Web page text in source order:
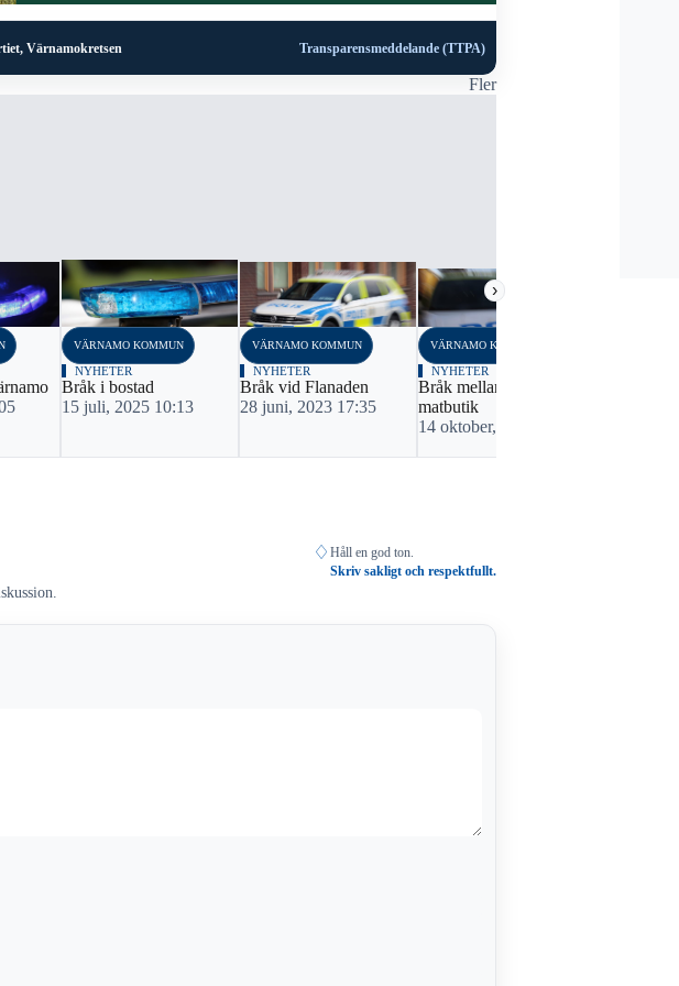
Värnamokretsen Transparensmeddelande (TTPA)
Fler
›
VÄRNAMO KOMMUN
NYHETER
Bråk i bostad
15 juli, 2025 10:13
VÄRNAMO KOMMUN
NYHETER
Bråk vid Flanaden
28 juni, 2023 17:35
VÄRNAMO KOMMUN
NYHETER
Bråk mellan två män i en
matbutik
14 oktober, 2022 22:52
♢ Håll en god ton.
Skriv sakligt och respektfullt.